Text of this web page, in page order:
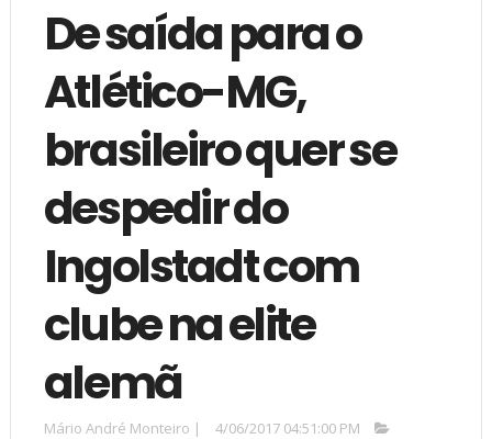
De saída para o
Atlético-MG,
brasileiro quer se
despedir do
Ingolstadt com
clube na elite
alemã
Mário André Monteiro |
4/06/2017 04:51:00 PM